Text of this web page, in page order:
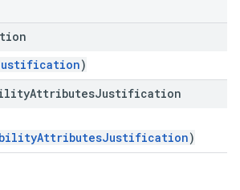
)
AttributesJustification
)